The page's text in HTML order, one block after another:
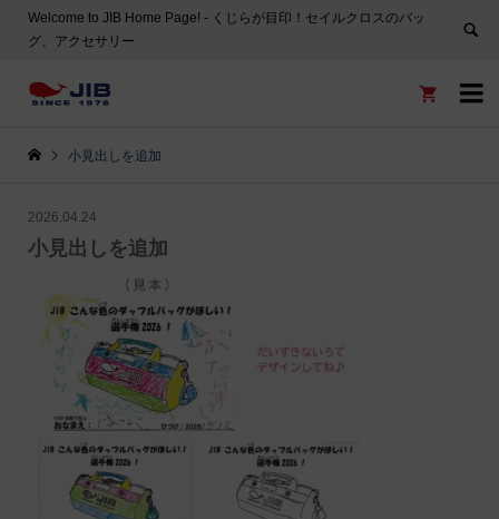
Welcome to JIB Home Page! ‐ くじらが目印！セイルクロスのバッ
グ、アクセサリー


小見出しを追加
2026.04.24
小見出しを追加